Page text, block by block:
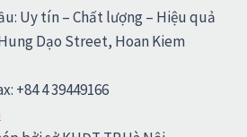
Uy tín – Chất lượng – Hiệu quả
Dạo Street, Hoan Kiem
+84 4 39449166